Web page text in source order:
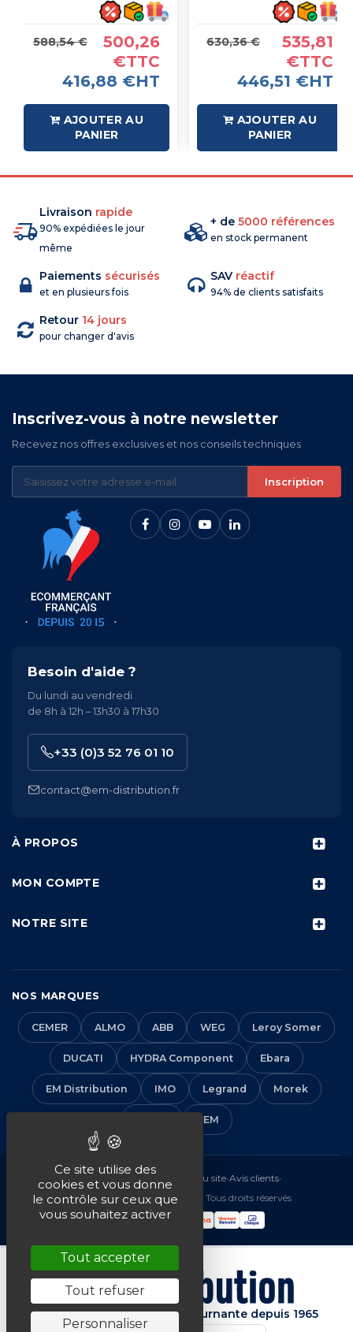
588,54 €
500,26
€TTC
416,88 €HT
AJOUTER AU
PANIER
630,36 €
535,81
€TTC
446,51 €HT
AJOUTER AU
PANIER
Livraison rapide
90% expédiées le jour
même
+ de 5000 références
en stock permanent
Paiements sécurisés
et en plusieurs fois
SAV réactif
94% de clients satisfaits
Retour 14 jours
pour changer d'avis
Inscrivez-vous à notre newsletter
Recevez nos offres exclusives et nos conseils techniques
Inscription
À PROPOS
MON COMPTE
NOTRE SITE
Besoin d'aide ?
Du lundi au vendredi
de 8h à 12h – 13h30 à 17h30
+33 (0)3 52 76 01 10
contact@em-distribution.fr
NOS MARQUES
CEMER ALMO ABB WEG Leroy Somer
DUCATI HYDRA Component Ebara
EM Distribution IMO Legrand Morek
VEM
Mentions légales Plan du site•Avis clients•
© 2016-2026 EM Distribution - Tous droits réservés
Spécialiste de la machine tournante depuis 1965
Ce site utilise des
cookies et vous donne
le contrôle sur ceux que
vous souhaitez activer
Tout accepter
Tout refuser
Personnaliser